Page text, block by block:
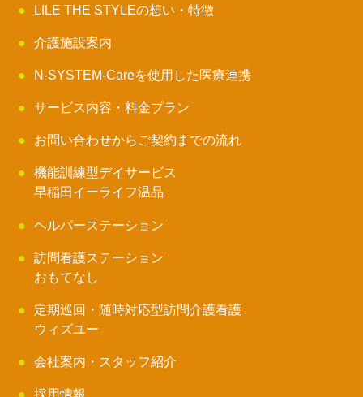
LILE THE STYLEの想い・特徴
介護施設案内
N-SYSTEM-Careを使用した医療連携
サービス内容・料金プラン
お問い合わせからご契約までの流れ
機能訓練型デイサービス
早稲田イーライフ温品
ヘルパーステーション
訪問看護ステーション
おもてなし
定期巡回・随時対応型訪問介護看護
ウィズユー
会社案内・スタッフ紹介
採用情報